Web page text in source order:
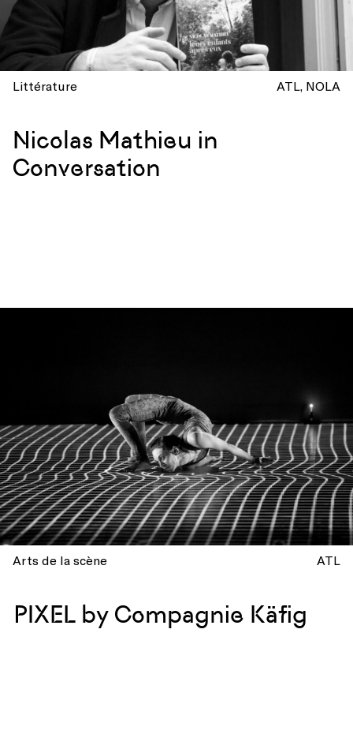
Littérature ATL NOLA
Nicolas Mathieu in
Conversation
Arts de la scène ATL
PIXEL by Compagnie Käfig